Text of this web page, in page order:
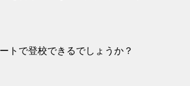
トで登校できるでしょうか？